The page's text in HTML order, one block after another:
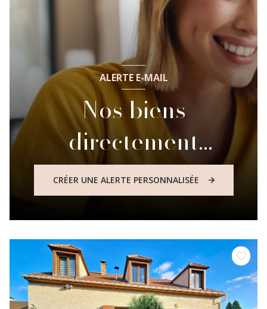
ALERTE E-MAIL
Nos biens
directement
dans votre boite mail
!
CRÉER UNE ALERTE PERSONNALISÉE